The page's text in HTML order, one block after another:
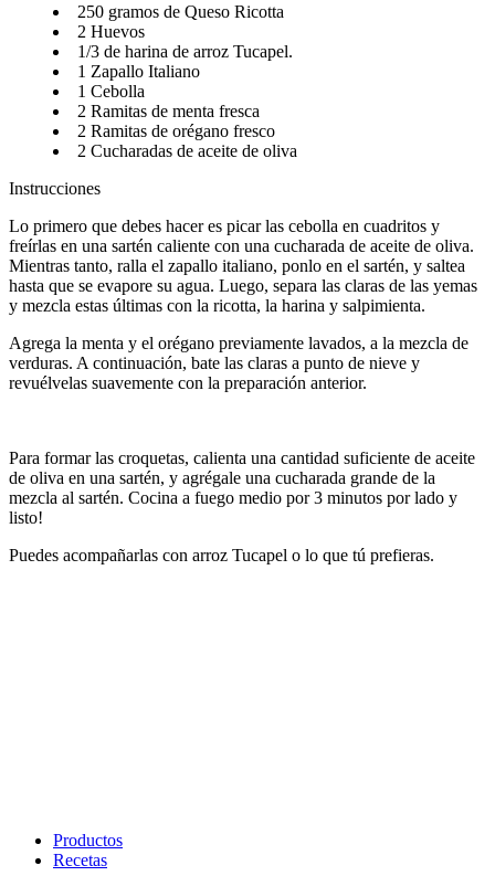
250 gramos de Queso Ricotta​​​​‌ ‍ ​‍​‍‌‍ ‌ ​‍‌‍‍‌‌‍‌ ‌‍‍‌‌‍ ‍​‍​‍​ ‍‍​‍​‍‌ ​ ‌‍​‌‌‍ ‍‌‍‍‌‌ ‌​‌ ‍‌​‍ ‍‌‍‍‌‌‍ ​‍​‍​‍ ​​‍​‍‌‍‍​‌ ​‍‌‍‌‌‌‍‌‍​‍​‍​ ‍‍​‍​‍‌‍‍​‌ ‌​‌ ‌​‌ ​​‌ ​ ​ ‍‍​‍ ​‍ ‌ ‌​‌ ‌‌‌‍​ ‌‍​‌‌ ​​‌‍‌‌‌‍ ​​‍ ‍‌ ​ ‌‍​‌‌‍ ‍‌‍‍‌‌ ‌​‌ ‍‌​‍ ‍‌ ​ ‌ ‌​‌ ‌‌‌‍‌​‌‍‍‌‌‍ ​‍ ‌‍‍‌‌‍ ‍‌ ‌​‌‍‌‌‌‍ ‍‌ ‌​​‍ ‌‍‌‌‌‍‌​‌‍‍‌‌ ‌​​‍ ‌‍ ‌‌‍ ‌‍‌​‌‍‌‌​ ‌‌ ​​‌ ​‍‌‍‌‌‌ ​ ‌‍‌‌‌‍ ‍‌ ‌​‌‍​‌‌ ‌​‌‍‍‌‌‍ ‌‍ ‍​ ‍ ‌‍‍‌‌‍‌​​ ‌‌ ​‍‌‍‌‌‌‍​ ‌‍‍‌‌ ​​‌‍‌‌​‍ ‌​ ‌ ​ ‍​​ ‌‌​ ​‍​ ‍ ‌ ‌​‌ ‍‌‌ ​​‌‍‌‌​ ‌‌ ​‍‌‍‌‌‌‍​ ‌‍‍‌‌ ​​‌‍‌‌​ ‍ ‌ ​​‌‍​‌‌ ‌​‌‍‍​​ ‌‌‍‍‌‌‍ ‍‌‍‌ ‌ ​‍‌‍‌‌‌‍‌​‌‍‍‌‌‍‌‌‌‍ ‍‌ ‌​‌ ​ ​‍‌‌​ ‌‌‌​​‍‌‌ ‌‍‍ ‌‍‌‌‌ ‍‌​‍‌‌​ ​ ‌​‌​​‍‌‌​ ​ ‌​‌​​‍‌‌​ ​‍​ ​‍‌‍‌‍‌‍​‍​ ‌‌​ ‌​‌‍​‌‌‍‌‍​ ‍​​ ​‌​ ‍​​ ‌‌​ ‌​‌‍‌​​‍‌‌​ ​‍​ ​‍​‍‌‌​ ‌‌‌​‌​​‍ ‍‌‍​ ‌‍‍​‌‍‍‌‌‍ ​‌‍‌​‌ ​‍‌‍‌‌‌‍ ‍​‍‌‌​ ‌‌‌​​‍‌‌ ‌‍‍ ‌‍‌‌‌ ‍‌​‍‌‌​ ​ ‌​‌​​‍‌‌​ ​ ‌​‌​​‍‌‌​ ​‍​ ​‍‌‍​‍​ ‍‌‌‍‌‍​ ​‍​ ​​​ ‌ ​ ‌​​ ‌‍​ ‍‌​ ​‍​ ‍​​ ‍​​‍‌‌​ ​‍​ ​‍​‍‌‌​ ‌‌‌​‌​​‍ ‍‌ ‌​‌‍‌‌‌ ‍​‌ ‌​​ ‌‍​‍‌‍​‌‌ ​ ‌‍‌‌‌‌‌‌‌ ​‍‌‍ ​​ ‌‌‍‍​‌ ‌​‌ ‌​‌ ​​‌ ​ ​‍‌‌​ ​ ‌​​‌​‍‌‌​ ​‍‌​‌‍​‍‌‌​ ​‍‌​‌‍‌ ‌​‌ ‌‌‌‍​ ‌‍​‌‌ ​​‌‍‌‌‌‍ ​​‍ ‍‌ ​ ‌‍​‌‌‍ ‍‌‍‍‌‌ ‌​‌ ‍‌​‍ ‍‌ ​ ‌ ‌​‌ ‌‌‌‍‌​‌‍‍‌‌‍ ​‍‌‍‌‍‍‌‌‍‌​​ ‌‌ ​‍‌‍‌‌‌‍​ ‌‍‍‌‌ ​​‌‍‌‌​‍ ‌​ ‌ ​ ‍​​ ‌‌​ ​‍​‍‌‍‌ ‌​‌ ‍‌‌ ​​‌‍‌‌​ ‌‌ ​‍‌‍‌‌‌‍​ ‌‍‍‌‌ ​​‌‍‌‌​‍‌‍‌ ​​‌‍​‌‌ ‌​‌‍‍​​ ‌‌‍‍‌‌‍ ‍‌‍‌ ‌ ​‍‌‍‌‌‌‍‌​‌‍‍‌‌‍‌‌‌‍ ‍‌ ‌​‌ ​ ​‍‌‌​ ‌‌‌​​‍‌‌ ‌‍‍ ‌‍‌‌‌ ‍‌​‍‌‌​ ​ ‌​‌​​‍‌‌​ ​ ‌​‌​​‍‌‌​ ​‍​ ​‍‌‍‌‍‌‍​‍​ ‌‌​ ‌​‌‍​‌‌‍‌‍​ ‍​​ ​‌​ ‍​​ ‌‌​ ‌​‌‍‌​​‍‌‌​ ​‍​ ​‍​‍‌‌​ ‌‌‌​‌​​‍ ‍‌‍​ ‌‍‍​‌‍‍‌‌‍ ​‌‍‌​‌ ​‍‌‍‌‌‌‍ ‍​‍‌‌​ ‌‌‌​​‍‌‌ ‌‍‍ ‌‍‌‌‌ ‍‌​‍‌‌​ ​ ‌​‌​​‍‌‌​ ​ ‌​‌​​‍‌‌​ ​‍​ ​‍‌‍​‍​ ‍‌‌‍‌‍​ ​‍​ ​​​ ‌ ​ ‌​​ ‌‍​ ‍‌​ ​‍​ ‍​​ ‍​​‍‌‌​ ​‍​ ​‍​‍‌‌​ ‌‌‌​‌​​‍ ‍‌ ‌​‌‍‌‌‌ ‍​‌ ‌​​‍‌‍‌ ​​‌‍‌‌‌ ​‍‌ ​ ‌ ​​‌‍‌‌‌‍​ ‌ ‌​‌‍‍‌‌ ‌‍‌‍‌‌​ ‌‌ ​​‌ ‌‌‌‍​‍‌‍ ​‌‍‍‌‌ ​ ‌‍‍​‌‍‌‌‌‍‌​​‍​‍‌ ‌
2 Huevos​​​​‌ ‍ ​‍​‍‌‍ ‌ ​‍‌‍‍‌‌‍‌ ‌‍‍‌‌‍ ‍​‍​‍​ ‍‍​‍​‍‌ ​ ‌‍​‌‌‍ ‍‌‍‍‌‌ ‌​‌ ‍‌​‍ ‍‌‍‍‌‌‍ ​‍​‍​‍ ​​‍​‍‌‍‍​‌ ​‍‌‍‌‌‌‍‌‍​‍​‍​ ‍‍​‍​‍‌‍‍​‌ ‌​‌ ‌​‌ ​​‌ ​ ​ ‍‍​‍ ​‍ ‌ ‌​‌ ‌‌‌‍​ ‌‍​‌‌ ​​‌‍‌‌‌‍ ​​‍ ‍‌ ​ ‌‍​‌‌‍ ‍‌‍‍‌‌ ‌​‌ ‍‌​‍ ‍‌ ​ ‌ ‌​‌ ‌‌‌‍‌​‌‍‍‌‌‍ ​‍ ‌‍‍‌‌‍ ‍‌ ‌​‌‍‌‌‌‍ ‍‌ ‌​​‍ ‌‍‌‌‌‍‌​‌‍‍‌‌ ‌​​‍ ‌‍ ‌‌‍ ‌‍‌​‌‍‌‌​ ‌‌ ​​‌ ​‍‌‍‌‌‌ ​ ‌‍‌‌‌‍ ‍‌ ‌​‌‍​‌‌ ‌​‌‍‍‌‌‍ ‌‍ ‍​ ‍ ‌‍‍‌‌‍‌​​ ‌‌ ​‍‌‍‌‌‌‍​ ‌‍‍‌‌ ​​‌‍‌‌​‍ ‌​ ‌ ​ ‍​​ ‌‌​ ​‍​ ‍ ‌ ‌​‌ ‍‌‌ ​​‌‍‌‌​ ‌‌ ​‍‌‍‌‌‌‍​ ‌‍‍‌‌ ​​‌‍‌‌​ ‍ ‌ ​​‌‍​‌‌ ‌​‌‍‍​​ ‌‌‍‍‌‌‍ ‍‌‍‌ ‌ ​‍‌‍‌‌‌‍‌​‌‍‍‌‌‍‌‌‌‍ ‍‌ ‌​‌ ​ ​‍‌‌​ ‌‌‌​​‍‌‌ ‌‍‍ ‌‍‌‌‌ ‍‌​‍‌‌​ ​ ‌​‌​​‍‌‌​ ​ ‌​‌​​‍‌‌​ ​‍​ ​‍‌‍​‍​ ‌ ​ ‌ ​ ‌‌​ ‍‌​ ​​​ ‌​​ ‍‌‌‍​‍‌‍‌‍​ ​‌​ ​‌​‍‌‌​ ​‍​ ​‍​‍‌‌​ ‌‌‌​‌​​‍ ‍‌‍​ ‌‍‍​‌‍‍‌‌‍ ​‌‍‌​‌ ​‍‌‍‌‌‌‍ ‍​‍‌‌​ ‌‌‌​​‍‌‌ ‌‍‍ ‌‍‌‌‌ ‍‌​‍‌‌​ ​ ‌​‌​​‍‌‌​ ​ ‌​‌​​‍‌‌​ ​‍​ ​‍​ ‍‌​ ‌‌‌‍‌​‌‍​ ​ ‌‌‌‍​‌‌‍‌‍‌‍‌​​ ​ ‌‍‌​‌‍​ ​ ‍‌​‍‌‌​ ​‍​ ​‍​‍‌‌​ ‌‌‌​‌​​‍ ‍‌ ‌​‌‍‌‌‌ ‍​‌ ‌​​ ‌‍​‍‌‍​‌‌ ​ ‌‍‌‌‌‌‌‌‌ ​‍‌‍ ​​ ‌‌‍‍​‌ ‌​‌ ‌​‌ ​​‌ ​ ​‍‌‌​ ​ ‌​​‌​‍‌‌​ ​‍‌​‌‍​‍‌‌​ ​‍‌​‌‍‌ ‌​‌ ‌‌‌‍​ ‌‍​‌‌ ​​‌‍‌‌‌‍ ​​‍ ‍‌ ​ ‌‍​‌‌‍ ‍‌‍‍‌‌ ‌​‌ ‍‌​‍ ‍‌ ​ ‌ ‌​‌ ‌‌‌‍‌​‌‍‍‌‌‍ ​‍‌‍‌‍‍‌‌‍‌​​ ‌‌ ​‍‌‍‌‌‌‍​ ‌‍‍‌‌ ​​‌‍‌‌​‍ ‌​ ‌ ​ ‍​​ ‌‌​ ​‍​‍‌‍‌ ‌​‌ ‍‌‌ ​​‌‍‌‌​ ‌‌ ​‍‌‍‌‌‌‍​ ‌‍‍‌‌ ​​‌‍‌‌​‍‌‍‌ ​​‌‍​‌‌ ‌​‌‍‍​​ ‌‌‍‍‌‌‍ ‍‌‍‌ ‌ ​‍‌‍‌‌‌‍‌​‌‍‍‌‌‍‌‌‌‍ ‍‌ ‌​‌ ​ ​‍‌‌​ ‌‌‌​​‍‌‌ ‌‍‍ ‌‍‌‌‌ ‍‌​‍‌‌​ ​ ‌​‌​​‍‌‌​ ​ ‌​‌​​‍‌‌​ ​‍​ ​‍‌‍​‍​ ‌ ​ ‌ ​ ‌‌​ ‍‌​ ​​​ ‌​​ ‍‌‌‍​‍‌‍‌‍​ ​‌​ ​‌​‍‌‌​ ​‍​ ​‍​‍‌‌​ ‌‌‌​‌​​‍ ‍‌‍​ ‌‍‍​‌‍‍‌‌‍ ​‌‍‌​‌ ​‍‌‍‌‌‌‍ ‍​‍‌‌​ ‌‌‌​​‍‌‌ ‌‍‍ ‌‍‌‌‌ ‍‌​‍‌‌​ ​ ‌​‌​​‍‌‌​ ​ ‌​‌​​‍‌‌​ ​‍​ ​‍​ ‍‌​ ‌‌‌‍‌​‌‍​ ​ ‌‌‌‍​‌‌‍‌‍‌‍‌​​ ​ ‌‍‌​‌‍​ ​ ‍‌​‍‌‌​ ​‍​ ​‍​‍‌‌​ ‌‌‌​‌​​‍ ‍‌ ‌​‌‍‌‌‌ ‍​‌ ‌​​‍‌‍‌ ​​‌‍‌‌‌ ​‍‌ ​ ‌ ​​‌‍‌‌‌‍​ ‌ ‌​‌‍‍‌‌ ‌‍‌‍‌‌​ ‌‌ ​​‌ ‌‌‌‍​‍‌‍ ​‌‍‍‌‌ ​ ‌‍‍​‌‍‌‌‌‍‌​​‍​‍‌ ‌
1/3 de harina de arroz Tucapel.​​​​‌ ‍ ​‍​‍‌‍ ‌ ​‍‌‍‍‌‌‍‌ ‌‍‍‌‌‍ ‍​‍​‍​ ‍‍​‍​‍‌ ​ ‌‍​‌‌‍ ‍‌‍‍‌‌ ‌​‌ ‍‌​‍ ‍‌‍‍‌‌‍ ​‍​‍​‍ ​​‍​‍‌‍‍​‌ ​‍‌‍‌‌‌‍‌‍​‍​‍​ ‍‍​‍​‍‌‍‍​‌ ‌​‌ ‌​‌ ​​‌ ​ ​ ‍‍​‍ ​‍ ‌ ‌​‌ ‌‌‌‍​ ‌‍​‌‌ ​​‌‍‌‌‌‍ ​​‍ ‍‌ ​ ‌‍​‌‌‍ ‍‌‍‍‌‌ ‌​‌ ‍‌​‍ ‍‌ ​ ‌ ‌​‌ ‌‌‌‍‌​‌‍‍‌‌‍ ​‍ ‌‍‍‌‌‍ ‍‌ ‌​‌‍‌‌‌‍ ‍‌ ‌​​‍ ‌‍‌‌‌‍‌​‌‍‍‌‌ ‌​​‍ ‌‍ ‌‌‍ ‌‍‌​‌‍‌‌​ ‌‌ ​​‌ ​‍‌‍‌‌‌ ​ ‌‍‌‌‌‍ ‍‌ ‌​‌‍​‌‌ ‌​‌‍‍‌‌‍ ‌‍ ‍​ ‍ ‌‍‍‌‌‍‌​​ ‌‌ ​‍‌‍‌‌‌‍​ ‌‍‍‌‌ ​​‌‍‌‌​‍ ‌​ ‌ ​ ‍​​ ‌‌​ ​‍​ ‍ ‌ ‌​‌ ‍‌‌ ​​‌‍‌‌​ ‌‌ ​‍‌‍‌‌‌‍​ ‌‍‍‌‌ ​​‌‍‌‌​ ‍ ‌ ​​‌‍​‌‌ ‌​‌‍‍​​ ‌‌‍‍‌‌‍ ‍‌‍‌ ‌ ​‍‌‍‌‌‌‍‌​‌‍‍‌‌‍‌‌‌‍ ‍‌ ‌​‌ ​ ​‍‌‌​ ‌‌‌​​‍‌‌ ‌‍‍ ‌‍‌‌‌ ‍‌​‍‌‌​ ​ ‌​‌​​‍‌‌​ ​ ‌​‌​​‍‌‌​ ​‍​ ​‍‌‍​‌​ ​‌​ ‌ ‌‍​‍‌‍​‍​ ‍‌​ ​​​ ‌ ​ ​ ​ ‌‌​ ​‌‌‍​‌​‍‌‌​ ​‍​ ​‍​‍‌‌​ ‌‌‌​‌​​‍ ‍‌‍​ ‌‍‍​‌‍‍‌‌‍ ​‌‍‌​‌ ​‍‌‍‌‌‌‍ ‍​‍‌‌​ ‌‌‌​​‍‌‌ ‌‍‍ ‌‍‌‌‌ ‍‌​‍‌‌​ ​ ‌​‌​​‍‌‌​ ​ ‌​‌​​‍‌‌​ ​‍​ ​‍​ ‌‌​ ​‍‌‍​ ​ ‍‌​ ​‌‌‍‌‍​ ‌‌​ ​​‌‍​ ​ ‌‍​ ‌​​ ​‍​‍‌‌​ ​‍​ ​‍​‍‌‌​ ‌‌‌​‌​​‍ ‍‌ ‌​‌‍‌‌‌ ‍​‌ ‌​​ ‌‍​‍‌‍​‌‌ ​ ‌‍‌‌‌‌‌‌‌ ​‍‌‍ ​​ ‌‌‍‍​‌ ‌​‌ ‌​‌ ​​‌ ​ ​‍‌‌​ ​ ‌​​‌​‍‌‌​ ​‍‌​‌‍​‍‌‌​ ​‍‌​‌‍‌ ‌​‌ ‌‌‌‍​ ‌‍​‌‌ ​​‌‍‌‌‌‍ ​​‍ ‍‌ ​ ‌‍​‌‌‍ ‍‌‍‍‌‌ ‌​‌ ‍‌​‍ ‍‌ ​ ‌ ‌​‌ ‌‌‌‍‌​‌‍‍‌‌‍ ​‍‌‍‌‍‍‌‌‍‌​​ ‌‌ ​‍‌‍‌‌‌‍​ ‌‍‍‌‌ ​​‌‍‌‌​‍ ‌​ ‌ ​ ‍​​ ‌‌​ ​‍​‍‌‍‌ ‌​‌ ‍‌‌ ​​‌‍‌‌​ ‌‌ ​‍‌‍‌‌‌‍​ ‌‍‍‌‌ ​​‌‍‌‌​‍‌‍‌ ​​‌‍​‌‌ ‌​‌‍‍​​ ‌‌‍‍‌‌‍ ‍‌‍‌ ‌ ​‍‌‍‌‌‌‍‌​‌‍‍‌‌‍‌‌‌‍ ‍‌ ‌​‌ ​ ​‍‌‌​ ‌‌‌​​‍‌‌ ‌‍‍ ‌‍‌‌‌ ‍‌​‍‌‌​ ​ ‌​‌​​‍‌‌​ ​ ‌​‌​​‍‌‌​ ​‍​ ​‍‌‍​‌​ ​‌​ ‌ ‌‍​‍‌‍​‍​ ‍‌​ ​​​ ‌ ​ ​ ​ ‌‌​ ​‌‌‍​‌​‍‌‌​ ​‍​ ​‍​‍‌‌​ ‌‌‌​‌​​‍ ‍‌‍​ ‌‍‍​‌‍‍‌‌‍ ​‌‍‌​‌ ​‍‌‍‌‌‌‍ ‍​‍‌‌​ ‌‌‌​​‍‌‌ ‌‍‍ ‌‍‌‌‌ ‍‌​‍‌‌​ ​ ‌​‌​​‍‌‌​ ​ ‌​‌​​‍‌‌​ ​‍​ ​‍​ ‌‌​ ​‍‌‍​ ​ ‍‌​ ​‌‌‍‌‍​ ‌‌​ ​​‌‍​ ​ ‌‍​ ‌​​ ​‍​‍‌‌​ ​‍​ ​‍​‍‌‌​ ‌‌‌​‌​​‍ ‍‌ ‌​‌‍‌‌‌ ‍​‌ ‌​​‍‌‍‌ ​​‌‍‌‌‌ ​‍‌ ​ ‌ ​​‌‍‌‌‌‍​ ‌ ‌​‌‍‍‌‌ ‌‍‌‍‌‌​ ‌‌ ​​‌ ‌‌‌‍​‍‌‍ ​‌‍‍‌‌ ​ ‌‍‍​‌‍‌‌‌‍‌​​‍​‍‌ ‌
1 Zapallo Italiano​​​​‌ ‍ ​‍​‍‌‍ ‌ ​‍‌‍‍‌‌‍‌ ‌‍‍‌‌‍ ‍​‍​‍​ ‍‍​‍​‍‌ ​ ‌‍​‌‌‍ ‍‌‍‍‌‌ ‌​‌ ‍‌​‍ ‍‌‍‍‌‌‍ ​‍​‍​‍ ​​‍​‍‌‍‍​‌ ​‍‌‍‌‌‌‍‌‍​‍​‍​ ‍‍​‍​‍‌‍‍​‌ ‌​‌ ‌​‌ ​​‌ ​ ​ ‍‍​‍ ​‍ ‌ ‌​‌ ‌‌‌‍​ ‌‍​‌‌ ​​‌‍‌‌‌‍ ​​‍ ‍‌ ​ ‌‍​‌‌‍ ‍‌‍‍‌‌ ‌​‌ ‍‌​‍ ‍‌ ​ ‌ ‌​‌ ‌‌‌‍‌​‌‍‍‌‌‍ ​‍ ‌‍‍‌‌‍ ‍‌ ‌​‌‍‌‌‌‍ ‍‌ ‌​​‍ ‌‍‌‌‌‍‌​‌‍‍‌‌ ‌​​‍ ‌‍ ‌‌‍ ‌‍‌​‌‍‌‌​ ‌‌ ​​‌ ​‍‌‍‌‌‌ ​ ‌‍‌‌‌‍ ‍‌ ‌​‌‍​‌‌ ‌​‌‍‍‌‌‍ ‌‍ ‍​ ‍ ‌‍‍‌‌‍‌​​ ‌‌ ​‍‌‍‌‌‌‍​ ‌‍‍‌‌ ​​‌‍‌‌​‍ ‌​ ‌ ​ ‍​​ ‌‌​ ​‍​ ‍ ‌ ‌​‌ ‍‌‌ ​​‌‍‌‌​ ‌‌ ​‍‌‍‌‌‌‍​ ‌‍‍‌‌ ​​‌‍‌‌​ ‍ ‌ ​​‌‍​‌‌ ‌​‌‍‍​​ ‌‌‍‍‌‌‍ ‍‌‍‌ ‌ ​‍‌‍‌‌‌‍‌​‌‍‍‌‌‍‌‌‌‍ ‍‌ ‌​‌ ​ ​‍‌‌​ ‌‌‌​​‍‌‌ ‌‍‍ ‌‍‌‌‌ ‍‌​‍‌‌​ ​ ‌​‌​​‍‌‌​ ​ ‌​‌​​‍‌‌​ ​‍​ ​‍‌‍‌‌​ ‍‌​ ​‍​ ‍‌​ ‍‌​ ​‍​ ‌‍‌‍‌‌‌‍‌‌​ ​‌‌‍‌‍‌‍‌​​‍‌‌​ ​‍​ ​‍​‍‌‌​ ‌‌‌​‌​​‍ ‍‌‍​ ‌‍‍​‌‍‍‌‌‍ ​‌‍‌​‌ ​‍‌‍‌‌‌‍ ‍​‍‌‌​ ‌‌‌​​‍‌‌ ‌‍‍ ‌‍‌‌‌ ‍‌​‍‌‌​ ​ ‌​‌​​‍‌‌​ ​ ‌​‌​​‍‌‌​ ​‍​ ​‍‌‍‌‍​ ​ ​ ‍‌​ ​‌‌‍​‍‌‍‌‍​ ​‍​ ‍​‌‍​ ​ ​​​ ‌​‌‍‌​​‍‌‌​ ​‍​ ​‍​‍‌‌​ ‌‌‌​‌​​‍ ‍‌ ‌​‌‍‌‌‌ ‍​‌ ‌​​ ‌‍​‍‌‍​‌‌ ​ ‌‍‌‌‌‌‌‌‌ ​‍‌‍ ​​ ‌‌‍‍​‌ ‌​‌ ‌​‌ ​​‌ ​ ​‍‌‌​ ​ ‌​​‌​‍‌‌​ ​‍‌​‌‍​‍‌‌​ ​‍‌​‌‍‌ ‌​‌ ‌‌‌‍​ ‌‍​‌‌ ​​‌‍‌‌‌‍ ​​‍ ‍‌ ​ ‌‍​‌‌‍ ‍‌‍‍‌‌ ‌​‌ ‍‌​‍ ‍‌ ​ ‌ ‌​‌ ‌‌‌‍‌​‌‍‍‌‌‍ ​‍‌‍‌‍‍‌‌‍‌​​ ‌‌ ​‍‌‍‌‌‌‍​ ‌‍‍‌‌ ​​‌‍‌‌​‍ ‌​ ‌ ​ ‍​​ ‌‌​ ​‍​‍‌‍‌ ‌​‌ ‍‌‌ ​​‌‍‌‌​ ‌‌ ​‍‌‍‌‌‌‍​ ‌‍‍‌‌ ​​‌‍‌‌​‍‌‍‌ ​​‌‍​‌‌ ‌​‌‍‍​​ ‌‌‍‍‌‌‍ ‍‌‍‌ ‌ ​‍‌‍‌‌‌‍‌​‌‍‍‌‌‍‌‌‌‍ ‍‌ ‌​‌ ​ ​‍‌‌​ ‌‌‌​​‍‌‌ ‌‍‍ ‌‍‌‌‌ ‍‌​‍‌‌​ ​ ‌​‌​​‍‌‌​ ​ ‌​‌​​‍‌‌​ ​‍​ ​‍‌‍‌‌​ ‍‌​ ​‍​ ‍‌​ ‍‌​ ​‍​ ‌‍‌‍‌‌‌‍‌‌​ ​‌‌‍‌‍‌‍‌​​‍‌‌​ ​‍​ ​‍​‍‌‌​ ‌‌‌​‌​​‍ ‍‌‍​ ‌‍‍​‌‍‍‌‌‍ ​‌‍‌​‌ ​‍‌‍‌‌‌‍ ‍​‍‌‌​ ‌‌‌​​‍‌‌ ‌‍‍ ‌‍‌‌‌ ‍‌​‍‌‌​ ​ ‌​‌​​‍‌‌​ ​ ‌​‌​​‍‌‌​ ​‍​ ​‍‌‍‌‍​ ​ ​ ‍‌​ ​‌‌‍​‍‌‍‌‍​ ​‍​ ‍​‌‍​ ​ ​​​ ‌​‌‍‌​​‍‌‌​ ​‍​ ​‍​‍‌‌​ ‌‌‌​‌​​‍ ‍‌ ‌​‌‍‌‌‌ ‍​‌ ‌​​‍‌‍‌ ​​‌‍‌‌‌ ​‍‌ ​ ‌ ​​‌‍‌‌‌‍​ ‌ ‌​‌‍‍‌‌ ‌‍‌‍‌‌​ ‌‌ ​​‌ ‌‌‌‍​‍‌‍ ​‌‍‍‌‌ ​ ‌‍‍​‌‍‌‌‌‍‌​​‍​‍‌ ‌
1 Cebolla​​​​‌ ‍ ​‍​‍‌‍ ‌ ​‍‌‍‍‌‌‍‌ ‌‍‍‌‌‍ ‍​‍​‍​ ‍‍​‍​‍‌ ​ ‌‍​‌‌‍ ‍‌‍‍‌‌ ‌​‌ ‍‌​‍ ‍‌‍‍‌‌‍ ​‍​‍​‍ ​​‍​‍‌‍‍​‌ ​‍‌‍‌‌‌‍‌‍​‍​‍​ ‍‍​‍​‍‌‍‍​‌ ‌​‌ ‌​‌ ​​‌ ​ ​ ‍‍​‍ ​‍ ‌ ‌​‌ ‌‌‌‍​ ‌‍​‌‌ ​​‌‍‌‌‌‍ ​​‍ ‍‌ ​ ‌‍​‌‌‍ ‍‌‍‍‌‌ ‌​‌ ‍‌​‍ ‍‌ ​ ‌ ‌​‌ ‌‌‌‍‌​‌‍‍‌‌‍ ​‍ ‌‍‍‌‌‍ ‍‌ ‌​‌‍‌‌‌‍ ‍‌ ‌​​‍ ‌‍‌‌‌‍‌​‌‍‍‌‌ ‌​​‍ ‌‍ ‌‌‍ ‌‍‌​‌‍‌‌​ ‌‌ ​​‌ ​‍‌‍‌‌‌ ​ ‌‍‌‌‌‍ ‍‌ ‌​‌‍​‌‌ ‌​‌‍‍‌‌‍ ‌‍ ‍​ ‍ ‌‍‍‌‌‍‌​​ ‌‌ ​‍‌‍‌‌‌‍​ ‌‍‍‌‌ ​​‌‍‌‌​‍ ‌​ ‌ ​ ‍​​ ‌‌​ ​‍​ ‍ ‌ ‌​‌ ‍‌‌ ​​‌‍‌‌​ ‌‌ ​‍‌‍‌‌‌‍​ ‌‍‍‌‌ ​​‌‍‌‌​ ‍ ‌ ​​‌‍​‌‌ ‌​‌‍‍​​ ‌‌‍‍‌‌‍ ‍‌‍‌ ‌ ​‍‌‍‌‌‌‍‌​‌‍‍‌‌‍‌‌‌‍ ‍‌ ‌​‌ ​ ​‍‌‌​ ‌‌‌​​‍‌‌ ‌‍‍ ‌‍‌‌‌ ‍‌​‍‌‌​ ​ ‌​‌​​‍‌‌​ ​ ‌​‌​​‍‌‌​ ​‍​ ​‍​ ​‍‌‍‌‍​ ​‍​ ​‌​ ​​‌‍‌‌‌‍‌‍‌‍​‌‌‍​‍​ ‌​‌‍‌‌​ ​‌​‍‌‌​ ​‍​ ​‍​‍‌‌​ ‌‌‌​‌​​‍ ‍‌‍​ ‌‍‍​‌‍‍‌‌‍ ​‌‍‌​‌ ​‍‌‍‌‌‌‍ ‍​‍‌‌​ ‌‌‌​​‍‌‌ ‌‍‍ ‌‍‌‌‌ ‍‌​‍‌‌​ ​ ‌​‌​​‍‌‌​ ​ ‌​‌​​‍‌‌​ ​‍​ ​‍​ ​‌‌‍​‍​ ‌​‌‍​ ​ ‍​​ ​‍‌‍​ ​ ‌‌​ ‌​‌‍​‌​ ‌‌‌‍​‍​‍‌‌​ ​‍​ ​‍​‍‌‌​ ‌‌‌​‌​​‍ ‍‌ ‌​‌‍‌‌‌ ‍​‌ ‌​​ ‌‍​‍‌‍​‌‌ ​ ‌‍‌‌‌‌‌‌‌ ​‍‌‍ ​​ ‌‌‍‍​‌ ‌​‌ ‌​‌ ​​‌ ​ ​‍‌‌​ ​ ‌​​‌​‍‌‌​ ​‍‌​‌‍​‍‌‌​ ​‍‌​‌‍‌ ‌​‌ ‌‌‌‍​ ‌‍​‌‌ ​​‌‍‌‌‌‍ ​​‍ ‍‌ ​ ‌‍​‌‌‍ ‍‌‍‍‌‌ ‌​‌ ‍‌​‍ ‍‌ ​ ‌ ‌​‌ ‌‌‌‍‌​‌‍‍‌‌‍ ​‍‌‍‌‍‍‌‌‍‌​​ ‌‌ ​‍‌‍‌‌‌‍​ ‌‍‍‌‌ ​​‌‍‌‌​‍ ‌​ ‌ ​ ‍​​ ‌‌​ ​‍​‍‌‍‌ ‌​‌ ‍‌‌ ​​‌‍‌‌​ ‌‌ ​‍‌‍‌‌‌‍​ ‌‍‍‌‌ ​​‌‍‌‌​‍‌‍‌ ​​‌‍​‌‌ ‌​‌‍‍​​ ‌‌‍‍‌‌‍ ‍‌‍‌ ‌ ​‍‌‍‌‌‌‍‌​‌‍‍‌‌‍‌‌‌‍ ‍‌ ‌​‌ ​ ​‍‌‌​ ‌‌‌​​‍‌‌ ‌‍‍ ‌‍‌‌‌ ‍‌​‍‌‌​ ​ ‌​‌​​‍‌‌​ ​ ‌​‌​​‍‌‌​ ​‍​ ​‍​ ​‍‌‍‌‍​ ​‍​ ​‌​ ​​‌‍‌‌‌‍‌‍‌‍​‌‌‍​‍​ ‌​‌‍‌‌​ ​‌​‍‌‌​ ​‍​ ​‍​‍‌‌​ ‌‌‌​‌​​‍ ‍‌‍​ ‌‍‍​‌‍‍‌‌‍ ​‌‍‌​‌ ​‍‌‍‌‌‌‍ ‍​‍‌‌​ ‌‌‌​​‍‌‌ ‌‍‍ ‌‍‌‌‌ ‍‌​‍‌‌​ ​ ‌​‌​​‍‌‌​ ​ ‌​‌​​‍‌‌​ ​‍​ ​‍​ ​‌‌‍​‍​ ‌​‌‍​ ​ ‍​​ ​‍‌‍​ ​ ‌‌​ ‌​‌‍​‌​ ‌‌‌‍​‍​‍‌‌​ ​‍​ ​‍​‍‌‌​ ‌‌‌​‌​​‍ ‍‌ ‌​‌‍‌‌‌ ‍​‌ ‌​​‍‌‍‌ ​​‌‍‌‌‌ ​‍‌ ​ ‌ ​​‌‍‌‌‌‍​ ‌ ‌​‌‍‍‌‌ ‌‍‌‍‌‌​ ‌‌ ​​‌ ‌‌‌‍​‍‌‍ ​‌‍‍‌‌ ​ ‌‍‍​‌‍‌‌‌‍‌​​‍​‍‌ ‌
2 Ramitas de menta fresca​​​​‌ ‍ ​‍​‍‌‍ ‌ ​‍‌‍‍‌‌‍‌ ‌‍‍‌‌‍ ‍​‍​‍​ ‍‍​‍​‍‌ ​ ‌‍​‌‌‍ ‍‌‍‍‌‌ ‌​‌ ‍‌​‍ ‍‌‍‍‌‌‍ ​‍​‍​‍ ​​‍​‍‌‍‍​‌ ​‍‌‍‌‌‌‍‌‍​‍​‍​ ‍‍​‍​‍‌‍‍​‌ ‌​‌ ‌​‌ ​​‌ ​ ​ ‍‍​‍ ​‍ ‌ ‌​‌ ‌‌‌‍​ ‌‍​‌‌ ​​‌‍‌‌‌‍ ​​‍ ‍‌ ​ ‌‍​‌‌‍ ‍‌‍‍‌‌ ‌​‌ ‍‌​‍ ‍‌ ​ ‌ ‌​‌ ‌‌‌‍‌​‌‍‍‌‌‍ ​‍ ‌‍‍‌‌‍ ‍‌ ‌​‌‍‌‌‌‍ ‍‌ ‌​​‍ ‌‍‌‌‌‍‌​‌‍‍‌‌ ‌​​‍ ‌‍ ‌‌‍ ‌‍‌​‌‍‌‌​ ‌‌ ​​‌ ​‍‌‍‌‌‌ ​ ‌‍‌‌‌‍ ‍‌ ‌​‌‍​‌‌ ‌​‌‍‍‌‌‍ ‌‍ ‍​ ‍ ‌‍‍‌‌‍‌​​ ‌‌ ​‍‌‍‌‌‌‍​ ‌‍‍‌‌ ​​‌‍‌‌​‍ ‌​ ‌ ​ ‍​​ ‌‌​ ​‍​ ‍ ‌ ‌​‌ ‍‌‌ ​​‌‍‌‌​ ‌‌ ​‍‌‍‌‌‌‍​ ‌‍‍‌‌ ​​‌‍‌‌​ ‍ ‌ ​​‌‍​‌‌ ‌​‌‍‍​​ ‌‌‍‍‌‌‍ ‍‌‍‌ ‌ ​‍‌‍‌‌‌‍‌​‌‍‍‌‌‍‌‌‌‍ ‍‌ ‌​‌ ​ ​‍‌‌​ ‌‌‌​​‍‌‌ ‌‍‍ ‌‍‌‌‌ ‍‌​‍‌‌​ ​ ‌​‌​​‍‌‌​ ​ ‌​‌​​‍‌‌​ ​‍​ ​‍‌‍‌‍​ ​ ​ ‌‌‌‍‌‌​ ‌ ‌‍​‍​ ‍‌​ ‌‌​ ​​​ ​ ​ ​​‌‍​‌​‍‌‌​ ​‍​ ​‍​‍‌‌​ ‌‌‌​‌​​‍ ‍‌‍​ ‌‍‍​‌‍‍‌‌‍ ​‌‍‌​‌ ​‍‌‍‌‌‌‍ ‍​‍‌‌​ ‌‌‌​​‍‌‌ ‌‍‍ ‌‍‌‌‌ ‍‌​‍‌‌​ ​ ‌​‌​​‍‌‌​ ​ ‌​‌​​‍‌‌​ ​‍​ ​‍‌‍‌‍‌‍‌‌‌‍‌‌​ ‍‌​ ‌​​ ​​​ ‌​​ ‌ ‌‍‌​​ ​‌​ ‍‌‌‍​‌​‍‌‌​ ​‍​ ​‍​‍‌‌​ ‌‌‌​‌​​‍ ‍‌ ‌​‌‍‌‌‌ ‍​‌ ‌​​ ‌‍​‍‌‍​‌‌ ​ ‌‍‌‌‌‌‌‌‌ ​‍‌‍ ​​ ‌‌‍‍​‌ ‌​‌ ‌​‌ ​​‌ ​ ​‍‌‌​ ​ ‌​​‌​‍‌‌​ ​‍‌​‌‍​‍‌‌​ ​‍‌​‌‍‌ ‌​‌ ‌‌‌‍​ ‌‍​‌‌ ​​‌‍‌‌‌‍ ​​‍ ‍‌ ​ ‌‍​‌‌‍ ‍‌‍‍‌‌ ‌​‌ ‍‌​‍ ‍‌ ​ ‌ ‌​‌ ‌‌‌‍‌​‌‍‍‌‌‍ ​‍‌‍‌‍‍‌‌‍‌​​ ‌‌ ​‍‌‍‌‌‌‍​ ‌‍‍‌‌ ​​‌‍‌‌​‍ ‌​ ‌ ​ ‍​​ ‌‌​ ​‍​‍‌‍‌ ‌​‌ ‍‌‌ ​​‌‍‌‌​ ‌‌ ​‍‌‍‌‌‌‍​ ‌‍‍‌‌ ​​‌‍‌‌​‍‌‍‌ ​​‌‍​‌‌ ‌​‌‍‍​​ ‌‌‍‍‌‌‍ ‍‌‍‌ ‌ ​‍‌‍‌‌‌‍‌​‌‍‍‌‌‍‌‌‌‍ ‍‌ ‌​‌ ​ ​‍‌‌​ ‌‌‌​​‍‌‌ ‌‍‍ ‌‍‌‌‌ ‍‌​‍‌‌​ ​ ‌​‌​​‍‌‌​ ​ ‌​‌​​‍‌‌​ ​‍​ ​‍‌‍‌‍​ ​ ​ ‌‌‌‍‌‌​ ‌ ‌‍​‍​ ‍‌​ ‌‌​ ​​​ ​ ​ ​​‌‍​‌​‍‌‌​ ​‍​ ​‍​‍‌‌​ ‌‌‌​‌​​‍ ‍‌‍​ ‌‍‍​‌‍‍‌‌‍ ​‌‍‌​‌ ​‍‌‍‌‌‌‍ ‍​‍‌‌​ ‌‌‌​​‍‌‌ ‌‍‍ ‌‍‌‌‌ ‍‌​‍‌‌​ ​ ‌​‌​​‍‌‌​ ​ ‌​‌​​‍‌‌​ ​‍​ ​‍‌‍‌‍‌‍‌‌‌‍‌‌​ ‍‌​ ‌​​ ​​​ ‌​​ ‌ ‌‍‌​​ ​‌​ ‍‌‌‍​‌​‍‌‌​ ​‍​ ​‍​‍‌‌​ ‌‌‌​‌​​‍ ‍‌ ‌​‌‍‌‌‌ ‍​‌ ‌​​‍‌‍‌ ​​‌‍‌‌‌ ​‍‌ ​ ‌ ​​‌‍‌‌‌‍​ ‌ ‌​‌‍‍‌‌ ‌‍‌‍‌‌​ ‌‌ ​​‌ ‌‌‌‍​‍‌‍ ​‌‍‍‌‌ ​ ‌‍‍​‌‍‌‌‌‍‌​​‍​‍‌ ‌
2 Ramitas de orégano fresco​​​​‌ ‍ ​‍​‍‌‍ ‌ ​‍‌‍‍‌‌‍‌ ‌‍‍‌‌‍ ‍​‍​‍​ ‍‍​‍​‍‌ ​ ‌‍​‌‌‍ ‍‌‍‍‌‌ ‌​‌ ‍‌​‍ ‍‌‍‍‌‌‍ ​‍​‍​‍ ​​‍​‍‌‍‍​‌ ​‍‌‍‌‌‌‍‌‍​‍​‍​ ‍‍​‍​‍‌‍‍​‌ ‌​‌ ‌​‌ ​​‌ ​ ​ ‍‍​‍ ​‍ ‌ ‌​‌ ‌‌‌‍​ ‌‍​‌‌ ​​‌‍‌‌‌‍ ​​‍ ‍‌ ​ ‌‍​‌‌‍ ‍‌‍‍‌‌ ‌​‌ ‍‌​‍ ‍‌ ​ ‌ ‌​‌ ‌‌‌‍‌​‌‍‍‌‌‍ ​‍ ‌‍‍‌‌‍ ‍‌ ‌​‌‍‌‌‌‍ ‍‌ ‌​​‍ ‌‍‌‌‌‍‌​‌‍‍‌‌ ‌​​‍ ‌‍ ‌‌‍ ‌‍‌​‌‍‌‌​ ‌‌ ​​‌ ​‍‌‍‌‌‌ ​ ‌‍‌‌‌‍ ‍‌ ‌​‌‍​‌‌ ‌​‌‍‍‌‌‍ ‌‍ ‍​ ‍ ‌‍‍‌‌‍‌​​ ‌‌ ​‍‌‍‌‌‌‍​ ‌‍‍‌‌ ​​‌‍‌‌​‍ ‌​ ‌ ​ ‍​​ ‌‌​ ​‍​ ‍ ‌ ‌​‌ ‍‌‌ ​​‌‍‌‌​ ‌‌ ​‍‌‍‌‌‌‍​ ‌‍‍‌‌ ​​‌‍‌‌​ ‍ ‌ ​​‌‍​‌‌ ‌​‌‍‍​​ ‌‌‍‍‌‌‍ ‍‌‍‌ ‌ ​‍‌‍‌‌‌‍‌​‌‍‍‌‌‍‌‌‌‍ ‍‌ ‌​‌ ​ ​‍‌‌​ ‌‌‌​​‍‌‌ ‌‍‍ ‌‍‌‌‌ ‍‌​‍‌‌​ ​ ‌​‌​​‍‌‌​ ​ ‌​‌​​‍‌‌​ ​‍​ ​‍​ ‌‌‌‍​‌‌‍​‍‌‍​‍​ ‍‌​ ‍​‌‍‌‍‌‍‌‌​ ‌ ​ ​ ‌‍​‍‌‍​‍​‍‌‌​ ​‍​ ​‍​‍‌‌​ ‌‌‌​‌​​‍ ‍‌‍​ ‌‍‍​‌‍‍‌‌‍ ​‌‍‌​‌ ​‍‌‍‌‌‌‍ ‍​‍‌‌​ ‌‌‌​​‍‌‌ ‌‍‍ ‌‍‌‌‌ ‍‌​‍‌‌​ ​ ‌​‌​​‍‌‌​ ​ ‌​‌​​‍‌‌​ ​‍​ ​‍​ ​‍​ ​ ​ ​‍​ ​ ‌‍‌​‌‍​‌​ ‌‍​ ​ ​ ​‌​ ​​​ ‌​​ ​‍​‍‌‌​ ​‍​ ​‍​‍‌‌​ ‌‌‌​‌​​‍ ‍‌ ‌​‌‍‌‌‌ ‍​‌ ‌​​ ‌‍​‍‌‍​‌‌ ​ ‌‍‌‌‌‌‌‌‌ ​‍‌‍ ​​ ‌‌‍‍​‌ ‌​‌ ‌​‌ ​​‌ ​ ​‍‌‌​ ​ ‌​​‌​‍‌‌​ ​‍‌​‌‍​‍‌‌​ ​‍‌​‌‍‌ ‌​‌ ‌‌‌‍​ ‌‍​‌‌ ​​‌‍‌‌‌‍ ​​‍ ‍‌ ​ ‌‍​‌‌‍ ‍‌‍‍‌‌ ‌​‌ ‍‌​‍ ‍‌ ​ ‌ ‌​‌ ‌‌‌‍‌​‌‍‍‌‌‍ ​‍‌‍‌‍‍‌‌‍‌​​ ‌‌ ​‍‌‍‌‌‌‍​ ‌‍‍‌‌ ​​‌‍‌‌​‍ ‌​ ‌ ​ ‍​​ ‌‌​ ​‍​‍‌‍‌ ‌​‌ ‍‌‌ ​​‌‍‌‌​ ‌‌ ​‍‌‍‌‌‌‍​ ‌‍‍‌‌ ​​‌‍‌‌​‍‌‍‌ ​​‌‍​‌‌ ‌​‌‍‍​​ ‌‌‍‍‌‌‍ ‍‌‍‌ ‌ ​‍‌‍‌‌‌‍‌​‌‍‍‌‌‍‌‌‌‍ ‍‌ ‌​‌ ​ ​‍‌‌​ ‌‌‌​​‍‌‌ ‌‍‍ ‌‍‌‌‌ ‍‌​‍‌‌​ ​ ‌​‌​​‍‌‌​ ​ ‌​‌​​‍‌‌​ ​‍​ ​‍​ ‌‌‌‍​‌‌‍​‍‌‍​‍​ ‍‌​ ‍​‌‍‌‍‌‍‌‌​ ‌ ​ ​ ‌‍​‍‌‍​‍​‍‌‌​ ​‍​ ​‍​‍‌‌​ ‌‌‌​‌​​‍ ‍‌‍​ ‌‍‍​‌‍‍‌‌‍ ​‌‍‌​‌ ​‍‌‍‌‌‌‍ ‍​‍‌‌​ ‌‌‌​​‍‌‌ ‌‍‍ ‌‍‌‌‌ ‍‌​‍‌‌​ ​ ‌​‌​​‍‌‌​ ​ ‌​‌​​‍‌‌​ ​‍​ ​‍​ ​‍​ ​ ​ ​‍​ ​ ‌‍‌​‌‍​‌​ ‌‍​ ​ ​ ​‌​ ​​​ ‌​​ ​‍​‍‌‌​ ​‍​ ​‍​‍‌‌​ ‌‌‌​‌​​‍ ‍‌ ‌​‌‍‌‌‌ ‍​‌ ‌​​‍‌‍‌ ​​‌‍‌‌‌ ​‍‌ ​ ‌ ​​‌‍‌‌‌‍​ ‌ ‌​‌‍‍‌‌ ‌‍‌‍‌‌​ ‌‌ ​​‌ ‌‌‌‍​‍‌‍ ​‌‍‍‌‌ ​ ‌‍‍​‌‍‌‌‌‍‌​​‍​‍‌ ‌
2 Cucharadas de aceite de oliva​​​​‌ ‍ ​‍​‍‌‍ ‌ ​‍‌‍‍‌‌‍‌ ‌‍‍‌‌‍ ‍​‍​‍​ ‍‍​‍​‍‌ ​ ‌‍​‌‌‍ ‍‌‍‍‌‌ ‌​‌ ‍‌​‍ ‍‌‍‍‌‌‍ ​‍​‍​‍ ​​‍​‍‌‍‍​‌ ​‍‌‍‌‌‌‍‌‍​‍​‍​ ‍‍​‍​‍‌‍‍​‌ ‌​‌ ‌​‌ ​​‌ ​ ​ ‍‍​‍ ​‍ ‌ ‌​‌ ‌‌‌‍​ ‌‍​‌‌ ​​‌‍‌‌‌‍ ​​‍ ‍‌ ​ ‌‍​‌‌‍ ‍‌‍‍‌‌ ‌​‌ ‍‌​‍ ‍‌ ​ ‌ ‌​‌ ‌‌‌‍‌​‌‍‍‌‌‍ ​‍ ‌‍‍‌‌‍ ‍‌ ‌​‌‍‌‌‌‍ ‍‌ ‌​​‍ ‌‍‌‌‌‍‌​‌‍‍‌‌ ‌​​‍ ‌‍ ‌‌‍ ‌‍‌​‌‍‌‌​ ‌‌ ​​‌ ​‍‌‍‌‌‌ ​ ‌‍‌‌‌‍ ‍‌ ‌​‌‍​‌‌ ‌​‌‍‍‌‌‍ ‌‍ ‍​ ‍ ‌‍‍‌‌‍‌​​ ‌‌ ​‍‌‍‌‌‌‍​ ‌‍‍‌‌ ​​‌‍‌‌​‍ ‌​ ‌ ​ ‍​​ ‌‌​ ​‍​ ‍ ‌ ‌​‌ ‍‌‌ ​​‌‍‌‌​ ‌‌ ​‍‌‍‌‌‌‍​ ‌‍‍‌‌ ​​‌‍‌‌​ ‍ ‌ ​​‌‍​‌‌ ‌​‌‍‍​​ ‌‌‍‍‌‌‍ ‍‌‍‌ ‌ ​‍‌‍‌‌‌‍‌​‌‍‍‌‌‍‌‌‌‍ ‍‌ ‌​‌ ​ ​‍‌‌​ ‌‌‌​​‍‌‌ ‌‍‍ ‌‍‌‌‌ ‍‌​‍‌‌​ ​ ‌​‌​​‍‌‌​ ​ ‌​‌​​‍‌‌​ ​‍​ ​‍​ ​​‌‍‌‌​ ‌‍‌‍​‌​ ‍‌‌‍‌‌‌‍‌‌​ ​‍​ ‌​​ ​‌‌‍​ ​ ‌ ​‍‌‌​ ​‍​ ​‍​‍‌‌​ ‌‌‌​‌​​‍ ‍‌‍​ ‌‍‍​‌‍‍‌‌‍ ​‌‍‌​‌ ​‍‌‍‌‌‌‍ ‍​‍‌‌​ ‌‌‌​​‍‌‌ ‌‍‍ ‌‍‌‌‌ ‍‌​‍‌‌​ ​ ‌​‌​​‍‌‌​ ​ ‌​‌​​‍‌‌​ ​‍​ ​‍‌‍​ ​ ‍​‌‍​ ​ ‌‍​ ‌‌‌‍​ ‌‍​‌‌‍​‍​ ‌ ‌‍‌​​ ‌‌​ ‍‌​‍‌‌​ ​‍​ ​‍​‍‌‌​ ‌‌‌​‌​​‍ ‍‌ ‌​‌‍‌‌‌ ‍​‌ ‌​​ ‌‍​‍‌‍​‌‌ ​ ‌‍‌‌‌‌‌‌‌ ​‍‌‍ ​​ ‌‌‍‍​‌ ‌​‌ ‌​‌ ​​‌ ​ ​‍‌‌​ ​ ‌​​‌​‍‌‌​ ​‍‌​‌‍​‍‌‌​ ​‍‌​‌‍‌ ‌​‌ ‌‌‌‍​ ‌‍​‌‌ ​​‌‍‌‌‌‍ ​​‍ ‍‌ ​ ‌‍​‌‌‍ ‍‌‍‍‌‌ ‌​‌ ‍‌​‍ ‍‌ ​ ‌ ‌​‌ ‌‌‌‍‌​‌‍‍‌‌‍ ​‍‌‍‌‍‍‌‌‍‌​​ ‌‌ ​‍‌‍‌‌‌‍​ ‌‍‍‌‌ ​​‌‍‌‌​‍ ‌​ ‌ ​ ‍​​ ‌‌​ ​‍​‍‌‍‌ ‌​‌ ‍‌‌ ​​‌‍‌‌​ ‌‌ ​‍‌‍‌‌‌‍​ ‌‍‍‌‌ ​​‌‍‌‌​‍‌‍‌ ​​‌‍​‌‌ ‌​‌‍‍​​ ‌‌‍‍‌‌‍ ‍‌‍‌ ‌ ​‍‌‍‌‌‌‍‌​‌‍‍‌‌‍‌‌‌‍ ‍‌ ‌​‌ ​ ​‍‌‌​ ‌‌‌​​‍‌‌ ‌‍‍ ‌‍‌‌‌ ‍‌​‍‌‌​ ​ ‌​‌​​‍‌‌​ ​ ‌​‌​​‍‌‌​ ​‍​ ​‍​ ​​‌‍‌‌​ ‌‍‌‍​‌​ ‍‌‌‍‌‌‌‍‌‌​ ​‍​ ‌​​ ​‌‌‍​ ​ ‌ ​‍‌‌​ ​‍​ ​‍​‍‌‌​ ‌‌‌​‌​​‍ ‍‌‍​ ‌‍‍​‌‍‍‌‌‍ ​‌‍‌​‌ ​‍‌‍‌‌‌‍ ‍​‍‌‌​ ‌‌‌​​‍‌‌ ‌‍‍ ‌‍‌‌‌ ‍‌​‍‌‌​ ​ ‌​‌​​‍‌‌​ ​ ‌​‌​​‍‌‌​ ​‍​ ​‍‌‍​ ​ ‍​‌‍​ ​ ‌‍​ ‌‌‌‍​ ‌‍​‌‌‍​‍​ ‌ ‌‍‌​​ ‌‌​ ‍‌​‍‌‌​ ​‍​ ​‍​‍‌‌​ ‌‌‌​‌​​‍ ‍‌ ‌​‌‍‌‌‌ ‍​‌ ‌​​‍‌‍‌ ​​‌‍‌‌‌ ​‍‌ ​ ‌ ​​‌‍‌‌‌‍​ ‌ ‌​‌‍‍‌‌ ‌‍‌‍‌‌​ ‌‌ ​​‌ ‌‌‌‍​‍‌‍ ​‌‍‍‌‌ ​ ‌‍‍​‌‍‌‌‌‍‌​​‍​‍‌ ‌
Instrucciones
Lo primero que debes hacer es picar las cebolla en cuadritos y
freírlas en una sartén caliente con una cucharada de aceite de oliva.
Mientras tanto, ralla el zapallo italiano, ponlo en el sartén, y saltea
hasta que se evapore su agua. Luego, separa las claras de las yemas
y mezcla estas últimas con la ricotta, la harina y salpimienta.​​​​‌ ‍ ​‍​‍‌‍ ‌ ​‍‌‍‍‌‌‍‌ ‌‍‍‌‌‍ ‍​‍​‍​ ‍‍​‍​‍‌ ​ ‌‍​‌‌‍ ‍‌‍‍‌‌ ‌​‌ ‍‌​‍ ‍‌‍‍‌‌‍ ​‍​‍​‍ ​​‍​‍‌‍‍​‌ ​‍‌‍‌‌‌‍‌‍​‍​‍​ ‍‍​‍​‍‌‍‍​‌ ‌​‌ ‌​‌ ​​‌ ​ ​ ‍‍​‍ ​‍ ‌ ‌​‌ ‌‌‌‍​ ‌‍​‌‌ ​​‌‍‌‌‌‍ ​​‍ ‍‌ ​ ‌‍​‌‌‍ ‍‌‍‍‌‌ ‌​‌ ‍‌​‍ ‍‌ ​ ‌ ‌​‌ ‌‌‌‍‌​‌‍‍‌‌‍ ​‍ ‌‍‍‌‌‍ ‍‌ ‌​‌‍‌‌‌‍ ‍‌ ‌​​‍ ‌‍‌‌‌‍‌​‌‍‍‌‌ ‌​​‍ ‌‍ ‌‌‍ ‌‍‌​‌‍‌‌​ ‌‌ ​​‌ ​‍‌‍‌‌‌ ​ ‌‍‌‌‌‍ ‍‌ ‌​‌‍​‌‌ ‌​‌‍‍‌‌‍ ‌‍ ‍​ ‍ ‌‍‍‌‌‍‌​​ ‌‌ ​‍‌‍‌‌‌‍​ ‌‍‍‌‌ ​​‌‍‌‌​‍ ‌​ ‌ ​ ‍​​ ‌‌​ ​‍​ ‍ ‌ ‌​‌ ‍‌‌ ​​‌‍‌‌​ ‌‌ ​‍‌‍‌‌‌‍​ ‌‍‍‌‌ ​​‌‍‌‌​ ‍ ‌ ​​‌‍​‌‌ ‌​‌‍‍​​ ‌‌‍‍‌‌‍ ‍‌ ​ ‌ ‌​‌ ​‍‌ ‌‌‌‍​ ‌ ‌​‌‍‍‌‌‍ ‌‍ ‍‌ ​ ​‍‌‌​ ‌‌‌​​‍‌‌ ‌‍‍ ‌‍‌‌‌ ‍‌​‍‌‌​ ​ ‌​‌​​‍‌‌​ ​ ‌​‌​​‍‌‌​ ​‍​ ​‍​ ​ ‌‍‌​​ ‍‌​ ​‌​ ‌‌​ ​‍​ ‍‌‌‍‌‍​ ‌‍​ ‌‍​ ​‌‌‍​‍​‍‌‌​ ​‍​ ​‍​‍‌‌​ ‌‌‌​‌​​‍ ‍‌‍​ ‌‍‍​‌‍‍‌‌‍ ​‌‍‌​‌ ​‍‌‍‌‌‌‍ ‍​‍‌‌​ ‌‌‌​​‍‌‌ ‌‍‍ ‌‍‌‌‌ ‍‌​‍‌‌​ ​ ‌​‌​​‍‌‌​ ​ ‌​‌​​‍‌‌​ ​‍​ ​‍​ ​‌​ ‍​​ ‌‍‌‍‌​‌‍​‍​ ‌ ‌‍​‍‌‍‌​​ ‍‌​ ‌ ​ ‍​‌‍​‌​‍‌‌​ ​‍​ ​‍​‍‌‌​ ‌‌‌​‌​​‍ ‍‌ ‌​‌‍‌‌‌ ‍​‌ ‌​​ ‌‍​‍‌‍​‌‌ ​ ‌‍‌‌‌‌‌‌‌ ​‍‌‍ ​​ ‌‌‍‍​‌ ‌​‌ ‌​‌ ​​‌ ​ ​‍‌‌​ ​ ‌​​‌​‍‌‌​ ​‍‌​‌‍​‍‌‌​ ​‍‌​‌‍‌ ‌​‌ ‌‌‌‍​ ‌‍​‌‌ ​​‌‍‌‌‌‍ ​​‍ ‍‌ ​ ‌‍​‌‌‍ ‍‌‍‍‌‌ ‌​‌ ‍‌​‍ ‍‌ ​ ‌ ‌​‌ ‌‌‌‍‌​‌‍‍‌‌‍ ​‍‌‍‌‍‍‌‌‍‌​​ ‌‌ ​‍‌‍‌‌‌‍​ ‌‍‍‌‌ ​​‌‍‌‌​‍ ‌​ ‌ ​ ‍​​ ‌‌​ ​‍​‍‌‍‌ ‌​‌ ‍‌‌ ​​‌‍‌‌​ ‌‌ ​‍‌‍‌‌‌‍​ ‌‍‍‌‌ ​​‌‍‌‌​‍‌‍‌ ​​‌‍​‌‌ ‌​‌‍‍​​ ‌‌‍‍‌‌‍ ‍‌ ​ ‌ ‌​‌ ​‍‌ ‌‌‌‍​ ‌ ‌​‌‍‍‌‌‍ ‌‍ ‍‌ ​ ​‍‌‌​ ‌‌‌​​‍‌‌ ‌‍‍ ‌‍‌‌‌ ‍‌​‍‌‌​ ​ ‌​‌​​‍‌‌​ ​ ‌​‌​​‍‌‌​ ​‍​ ​‍​ ​ ‌‍‌​​ ‍‌​ ​‌​ ‌‌​ ​‍​ ‍‌‌‍‌‍​ ‌‍​ ‌‍​ ​‌‌‍​‍​‍‌‌​ ​‍​ ​‍​‍‌‌​ ‌‌‌​‌​​‍ ‍‌‍​ ‌‍‍​‌‍‍‌‌‍ ​‌‍‌​‌ ​‍‌‍‌‌‌‍ ‍​‍‌‌​ ‌‌‌​​‍‌‌ ‌‍‍ ‌‍‌‌‌ ‍‌​‍‌‌​ ​ ‌​‌​​‍‌‌​ ​ ‌​‌​​‍‌‌​ ​‍​ ​‍​ ​‌​ ‍​​ ‌‍‌‍‌​‌‍​‍​ ‌ ‌‍​‍‌‍‌​​ ‍‌​ ‌ ​ ‍​‌‍​‌​‍‌‌​ ​‍​ ​‍​‍‌‌​ ‌‌‌​‌​​‍ ‍‌ ‌​‌‍‌‌‌ ‍​‌ ‌​​‍‌‍‌ ​​‌‍‌‌‌ ​‍‌ ​ ‌ ​​‌‍‌‌‌‍​ ‌ ‌​‌‍‍‌‌ ‌‍‌‍‌‌​ ‌‌ ​​‌ ‌‌‌‍​‍‌‍ ​‌‍‍‌‌ ​ ‌‍‍​‌‍‌‌‌‍‌​​‍​‍‌ ‌
Agrega la menta y el orégano previamente lavados, a la mezcla de
verduras. A continuación, bate las claras a punto de nieve y
revuélvelas suavemente con la preparación anterior.​​​​‌ ‍ ​‍​‍‌‍ ‌ ​‍‌‍‍‌‌‍‌ ‌‍‍‌‌‍ ‍​‍​‍​ ‍‍​‍​‍‌ ​ ‌‍​‌‌‍ ‍‌‍‍‌‌ ‌​‌ ‍‌​‍ ‍‌‍‍‌‌‍ ​‍​‍​‍ ​​‍​‍‌‍‍​‌ ​‍‌‍‌‌‌‍‌‍​‍​‍​ ‍‍​‍​‍‌‍‍​‌ ‌​‌ ‌​‌ ​​‌ ​ ​ ‍‍​‍ ​‍ ‌ ‌​‌ ‌‌‌‍​ ‌‍​‌‌ ​​‌‍‌‌‌‍ ​​‍ ‍‌ ​ ‌‍​‌‌‍ ‍‌‍‍‌‌ ‌​‌ ‍‌​‍ ‍‌ ​ ‌ ‌​‌ ‌‌‌‍‌​‌‍‍‌‌‍ ​‍ ‌‍‍‌‌‍ ‍‌ ‌​‌‍‌‌‌‍ ‍‌ ‌​​‍ ‌‍‌‌‌‍‌​‌‍‍‌‌ ‌​​‍ ‌‍ ‌‌‍ ‌‍‌​‌‍‌‌​ ‌‌ ​​‌ ​‍‌‍‌‌‌ ​ ‌‍‌‌‌‍ ‍‌ ‌​‌‍​‌‌ ‌​‌‍‍‌‌‍ ‌‍ ‍​ ‍ ‌‍‍‌‌‍‌​​ ‌‌ ​‍‌‍‌‌‌‍​ ‌‍‍‌‌ ​​‌‍‌‌​‍ ‌​ ‌ ​ ‍​​ ‌‌​ ​‍​ ‍ ‌ ‌​‌ ‍‌‌ ​​‌‍‌‌​ ‌‌ ​‍‌‍‌‌‌‍​ ‌‍‍‌‌ ​​‌‍‌‌​ ‍ ‌ ​​‌‍​‌‌ ‌​‌‍‍​​ ‌‌‍‍‌‌‍ ‍‌ ​ ‌ ‌​‌ ​‍‌ ‌‌‌‍​ ‌ ‌​‌‍‍‌‌‍ ‌‍ ‍‌ ​ ​‍‌‌​ ‌‌‌​​‍‌‌ ‌‍‍ ‌‍‌‌‌ ‍‌​‍‌‌​ ​ ‌​‌​​‍‌‌​ ​ ‌​‌​​‍‌‌​ ​‍​ ​‍​ ‍​​ ​​​ ​‌‌‍​ ​ ‌​‌‍‌​​ ‍‌​ ‍‌‌‍‌‌‌‍​‌​ ‍​​ ​‍​‍‌‌​ ​‍​ ​‍​‍‌‌​ ‌‌‌​‌​​‍ ‍‌‍​ ‌‍‍​‌‍‍‌‌‍ ​‌‍‌​‌ ​‍‌‍‌‌‌‍ ‍​‍‌‌​ ‌‌‌​​‍‌‌ ‌‍‍ ‌‍‌‌‌ ‍‌​‍‌‌​ ​ ‌​‌​​‍‌‌​ ​ ‌​‌​​‍‌‌​ ​‍​ ​‍​ ​‌​ ‍​​ ‌‍‌‍‌​‌‍​‍​ ‌ ‌‍​‍‌‍‌​​ ‍‌​ ‌ ​ ‍​‌‍​‌​‍‌‌​ ​‍​ ​‍​‍‌‌​ ‌‌‌​‌​​‍ ‍‌ ‌​‌‍‌‌‌ ‍​‌ ‌​​ ‌‍​‍‌‍​‌‌ ​ ‌‍‌‌‌‌‌‌‌ ​‍‌‍ ​​ ‌‌‍‍​‌ ‌​‌ ‌​‌ ​​‌ ​ ​‍‌‌​ ​ ‌​​‌​‍‌‌​ ​‍‌​‌‍​‍‌‌​ ​‍‌​‌‍‌ ‌​‌ ‌‌‌‍​ ‌‍​‌‌ ​​‌‍‌‌‌‍ ​​‍ ‍‌ ​ ‌‍​‌‌‍ ‍‌‍‍‌‌ ‌​‌ ‍‌​‍ ‍‌ ​ ‌ ‌​‌ ‌‌‌‍‌​‌‍‍‌‌‍ ​‍‌‍‌‍‍‌‌‍‌​​ ‌‌ ​‍‌‍‌‌‌‍​ ‌‍‍‌‌ ​​‌‍‌‌​‍ ‌​ ‌ ​ ‍​​ ‌‌​ ​‍​‍‌‍‌ ‌​‌ ‍‌‌ ​​‌‍‌‌​ ‌‌ ​‍‌‍‌‌‌‍​ ‌‍‍‌‌ ​​‌‍‌‌​‍‌‍‌ ​​‌‍​‌‌ ‌​‌‍‍​​ ‌‌‍‍‌‌‍ ‍‌ ​ ‌ ‌​‌ ​‍‌ ‌‌‌‍​ ‌ ‌​‌‍‍‌‌‍ ‌‍ ‍‌ ​ ​‍‌‌​ ‌‌‌​​‍‌‌ ‌‍‍ ‌‍‌‌‌ ‍‌​‍‌‌​ ​ ‌​‌​​‍‌‌​ ​ ‌​‌​​‍‌‌​ ​‍​ ​‍​ ‍​​ ​​​ ​‌‌‍​ ​ ‌​‌‍‌​​ ‍‌​ ‍‌‌‍‌‌‌‍​‌​ ‍​​ ​‍​‍‌‌​ ​‍​ ​‍​‍‌‌​ ‌‌‌​‌​​‍ ‍‌‍​ ‌‍‍​‌‍‍‌‌‍ ​‌‍‌​‌ ​‍‌‍‌‌‌‍ ‍​‍‌‌​ ‌‌‌​​‍‌‌ ‌‍‍ ‌‍‌‌‌ ‍‌​‍‌‌​ ​ ‌​‌​​‍‌‌​ ​ ‌​‌​​‍‌‌​ ​‍​ ​‍​ ​‌​ ‍​​ ‌‍‌‍‌​‌‍​‍​ ‌ ‌‍​‍‌‍‌​​ ‍‌​ ‌ ​ ‍​‌‍​‌​‍‌‌​ ​‍​ ​‍​‍‌‌​ ‌‌‌​‌​​‍ ‍‌ ‌​‌‍‌‌‌ ‍​‌ ‌​​‍‌‍‌ ​​‌‍‌‌‌ ​‍‌ ​ ‌ ​​‌‍‌‌‌‍​ ‌ ‌​‌‍‍‌‌ ‌‍‌‍‌‌​ ‌‌ ​​‌ ‌‌‌‍​‍‌‍ ​‌‍‍‌‌ ​ ‌‍‍​‌‍‌‌‌‍‌​​‍​‍‌ ‌
Para formar las croquetas, calienta una cantidad suficiente de aceite
de oliva en una sartén, y agrégale una cucharada grande de la
mezcla al sartén. Cocina a fuego medio por 3 minutos por lado y
listo!​​​​‌ ‍ ​‍​‍‌‍ ‌ ​‍‌‍‍‌‌‍‌ ‌‍‍‌‌‍ ‍​‍​‍​ ‍‍​‍​‍‌ ​ ‌‍​‌‌‍ ‍‌‍‍‌‌ ‌​‌ ‍‌​‍ ‍‌‍‍‌‌‍ ​‍​‍​‍ ​​‍​‍‌‍‍​‌ ​‍‌‍‌‌‌‍‌‍​‍​‍​ ‍‍​‍​‍‌‍‍​‌ ‌​‌ ‌​‌ ​​‌ ​ ​ ‍‍​‍ ​‍ ‌ ‌​‌ ‌‌‌‍​ ‌‍​‌‌ ​​‌‍‌‌‌‍ ​​‍ ‍‌ ​ ‌‍​‌‌‍ ‍‌‍‍‌‌ ‌​‌ ‍‌​‍ ‍‌ ​ ‌ ‌​‌ ‌‌‌‍‌​‌‍‍‌‌‍ ​‍ ‌‍‍‌‌‍ ‍‌ ‌​‌‍‌‌‌‍ ‍‌ ‌​​‍ ‌‍‌‌‌‍‌​‌‍‍‌‌ ‌​​‍ ‌‍ ‌‌‍ ‌‍‌​‌‍‌‌​ ‌‌ ​​‌ ​‍‌‍‌‌‌ ​ ‌‍‌‌‌‍ ‍‌ ‌​‌‍​‌‌ ‌​‌‍‍‌‌‍ ‌‍ ‍​ ‍ ‌‍‍‌‌‍‌​​ ‌‌ ​‍‌‍‌‌‌‍​ ‌‍‍‌‌ ​​‌‍‌‌​‍ ‌​ ‌ ​ ‍​​ ‌‌​ ​‍​ ‍ ‌ ‌​‌ ‍‌‌ ​​‌‍‌‌​ ‌‌ ​‍‌‍‌‌‌‍​ ‌‍‍‌‌ ​​‌‍‌‌​ ‍ ‌ ​​‌‍​‌‌ ‌​‌‍‍​​ ‌‌‍‍‌‌‍ ‍‌ ​ ‌ ‌​‌ ​‍‌ ‌‌‌‍​ ‌ ‌​‌‍‍‌‌‍ ‌‍ ‍‌ ​ ​‍‌‌​ ‌‌‌​​‍‌‌ ‌‍‍ ‌‍‌‌‌ ‍‌​‍‌‌​ ​ ‌​‌​​‍‌‌​ ​ ‌​‌​​‍‌‌​ ​‍​ ​‍​ ‍​‌‍​ ‌‍‌​‌‍​ ​ ​​​ ‌‌​ ‌‍​ ​‍‌‍​‍​ ‌​​ ‌‌‌‍​‍​‍‌‌​ ​‍​ ​‍​‍‌‌​ ‌‌‌​‌​​‍ ‍‌‍​ ‌‍‍​‌‍‍‌‌‍ ​‌‍‌​‌ ​‍‌‍‌‌‌‍ ‍​‍‌‌​ ‌‌‌​​‍‌‌ ‌‍‍ ‌‍‌‌‌ ‍‌​‍‌‌​ ​ ‌​‌​​‍‌‌​ ​ ‌​‌​​‍‌‌​ ​‍​ ​‍​ ​‌​ ‍​​ ‌‍‌‍‌​‌‍​‍​ ‌ ‌‍​‍‌‍‌​​ ‍‌​ ‌ ​ ‍​‌‍​‌​‍‌‌​ ​‍​ ​‍​‍‌‌​ ‌‌‌​‌​​‍ ‍‌ ‌​‌‍‌‌‌ ‍​‌ ‌​​ ‌‍​‍‌‍​‌‌ ​ ‌‍‌‌‌‌‌‌‌ ​‍‌‍ ​​ ‌‌‍‍​‌ ‌​‌ ‌​‌ ​​‌ ​ ​‍‌‌​ ​ ‌​​‌​‍‌‌​ ​‍‌​‌‍​‍‌‌​ ​‍‌​‌‍‌ ‌​‌ ‌‌‌‍​ ‌‍​‌‌ ​​‌‍‌‌‌‍ ​​‍ ‍‌ ​ ‌‍​‌‌‍ ‍‌‍‍‌‌ ‌​‌ ‍‌​‍ ‍‌ ​ ‌ ‌​‌ ‌‌‌‍‌​‌‍‍‌‌‍ ​‍‌‍‌‍‍‌‌‍‌​​ ‌‌ ​‍‌‍‌‌‌‍​ ‌‍‍‌‌ ​​‌‍‌‌​‍ ‌​ ‌ ​ ‍​​ ‌‌​ ​‍​‍‌‍‌ ‌​‌ ‍‌‌ ​​‌‍‌‌​ ‌‌ ​‍‌‍‌‌‌‍​ ‌‍‍‌‌ ​​‌‍‌‌​‍‌‍‌ ​​‌‍​‌‌ ‌​‌‍‍​​ ‌‌‍‍‌‌‍ ‍‌ ​ ‌ ‌​‌ ​‍‌ ‌‌‌‍​ ‌ ‌​‌‍‍‌‌‍ ‌‍ ‍‌ ​ ​‍‌‌​ ‌‌‌​​‍‌‌ ‌‍‍ ‌‍‌‌‌ ‍‌​‍‌‌​ ​ ‌​‌​​‍‌‌​ ​ ‌​‌​​‍‌‌​ ​‍​ ​‍​ ‍​‌‍​ ‌‍‌​‌‍​ ​ ​​​ ‌‌​ ‌‍​ ​‍‌‍​‍​ ‌​​ ‌‌‌‍​‍​‍‌‌​ ​‍​ ​‍​‍‌‌​ ‌‌‌​‌​​‍ ‍‌‍​ ‌‍‍​‌‍‍‌‌‍ ​‌‍‌​‌ ​‍‌‍‌‌‌‍ ‍​‍‌‌​ ‌‌‌​​‍‌‌ ‌‍‍ ‌‍‌‌‌ ‍‌​‍‌‌​ ​ ‌​‌​​‍‌‌​ ​ ‌​‌​​‍‌‌​ ​‍​ ​‍​ ​‌​ ‍​​ ‌‍‌‍‌​‌‍​‍​ ‌ ‌‍​‍‌‍‌​​ ‍‌​ ‌ ​ ‍​‌‍​‌​‍‌‌​ ​‍​ ​‍​‍‌‌​ ‌‌‌​‌​​‍ ‍‌ ‌​‌‍‌‌‌ ‍​‌ ‌​​‍‌‍‌ ​​‌‍‌‌‌ ​‍‌ ​ ‌ ​​‌‍‌‌‌‍​ ‌ ‌​‌‍‍‌‌ ‌‍‌‍‌‌​ ‌‌ ​​‌ ‌‌‌‍​‍‌‍ ​‌‍‍‌‌ ​ ‌‍‍​‌‍‌‌‌‍‌​​‍​‍‌ ‌
Puedes acompañarlas con arroz Tucapel o lo que tú prefieras.​​​​‌ ‍ ​‍​‍‌‍ ‌ ​‍‌‍‍‌‌‍‌ ‌‍‍‌‌‍ ‍​‍​‍​ ‍‍​‍​‍‌ ​ ‌‍​‌‌‍ ‍‌‍‍‌‌ ‌​‌ ‍‌​‍ ‍‌‍‍‌‌‍ ​‍​‍​‍ ​​‍​‍‌‍‍​‌ ​‍‌‍‌‌‌‍‌‍​‍​‍​ ‍‍​‍​‍‌‍‍​‌ ‌​‌ ‌​‌ ​​‌ ​ ​ ‍‍​‍ ​‍ ‌ ‌​‌ ‌‌‌‍​ ‌‍​‌‌ ​​‌‍‌‌‌‍ ​​‍ ‍‌ ​ ‌‍​‌‌‍ ‍‌‍‍‌‌ ‌​‌ ‍‌​‍ ‍‌ ​ ‌ ‌​‌ ‌‌‌‍‌​‌‍‍‌‌‍ ​‍ ‌‍‍‌‌‍ ‍‌ ‌​‌‍‌‌‌‍ ‍‌ ‌​​‍ ‌‍‌‌‌‍‌​‌‍‍‌‌ ‌​​‍ ‌‍ ‌‌‍ ‌‍‌​‌‍‌‌​ ‌‌ ​​‌ ​‍‌‍‌‌‌ ​ ‌‍‌‌‌‍ ‍‌ ‌​‌‍​‌‌ ‌​‌‍‍‌‌‍ ‌‍ ‍​ ‍ ‌‍‍‌‌‍‌​​ ‌‌ ​‍‌‍‌‌‌‍​ ‌‍‍‌‌ ​​‌‍‌‌​‍ ‌​ ‌ ​ ‍​​ ‌‌​ ​‍​ ‍ ‌ ‌​‌ ‍‌‌ ​​‌‍‌‌​ ‌‌ ​‍‌‍‌‌‌‍​ ‌‍‍‌‌ ​​‌‍‌‌​ ‍ ‌ ​​‌‍​‌‌ ‌​‌‍‍​​ ‌‌‍‍‌‌‍ ‍‌ ​ ‌ ‌​‌ ​‍‌ ‌‌‌‍​ ‌ ‌​‌‍‍‌‌‍ ‌‍ ‍‌ ​ ​‍‌‌​ ‌‌‌​​‍‌‌ ‌‍‍ ‌‍‌‌‌ ‍‌​‍‌‌​ ​ ‌​‌​​‍‌‌​ ​ ‌​‌​​‍‌‌​ ​‍​ ​‍‌‍‌​‌‍‌​​ ‍‌​ ​ ​ ‌ ​ ‌‌‌‍‌‍‌‍​ ‌‍​ ​ ‌​​ ​​​ ​‌​‍‌‌​ ​‍​ ​‍​‍‌‌​ ‌‌‌​‌​​‍ ‍‌‍​ ‌‍‍​‌‍‍‌‌‍ ​‌‍‌​‌ ​‍‌‍‌‌‌‍ ‍​‍‌‌​ ‌‌‌​​‍‌‌ ‌‍‍ ‌‍‌‌‌ ‍‌​‍‌‌​ ​ ‌​‌​​‍‌‌​ ​ ‌​‌​​‍‌‌​ ​‍​ ​‍​ ​‌​ ‍​​ ‌‍‌‍‌​‌‍​‍​ ‌ ‌‍​‍‌‍‌​​ ‍‌​ ‌ ​ ‍​‌‍​‌​‍‌‌​ ​‍​ ​‍​‍‌‌​ ‌‌‌​‌​​‍ ‍‌ ‌​‌‍‌‌‌ ‍​‌ ‌​​ ‌‍​‍‌‍​‌‌ ​ ‌‍‌‌‌‌‌‌‌ ​‍‌‍ ​​ ‌‌‍‍​‌ ‌​‌ ‌​‌ ​​‌ ​ ​‍‌‌​ ​ ‌​​‌​‍‌‌​ ​‍‌​‌‍​‍‌‌​ ​‍‌​‌‍‌ ‌​‌ ‌‌‌‍​ ‌‍​‌‌ ​​‌‍‌‌‌‍ ​​‍ ‍‌ ​ ‌‍​‌‌‍ ‍‌‍‍‌‌ ‌​‌ ‍‌​‍ ‍‌ ​ ‌ ‌​‌ ‌‌‌‍‌​‌‍‍‌‌‍ ​‍‌‍‌‍‍‌‌‍‌​​ ‌‌ ​‍‌‍‌‌‌‍​ ‌‍‍‌‌ ​​‌‍‌‌​‍ ‌​ ‌ ​ ‍​​ ‌‌​ ​‍​‍‌‍‌ ‌​‌ ‍‌‌ ​​‌‍‌‌​ ‌‌ ​‍‌‍‌‌‌‍​ ‌‍‍‌‌ ​​‌‍‌‌​‍‌‍‌ ​​‌‍​‌‌ ‌​‌‍‍​​ ‌‌‍‍‌‌‍ ‍‌ ​ ‌ ‌​‌ ​‍‌ ‌‌‌‍​ ‌ ‌​‌‍‍‌‌‍ ‌‍ ‍‌ ​ ​‍‌‌​ ‌‌‌​​‍‌‌ ‌‍‍ ‌‍‌‌‌ ‍‌​‍‌‌​ ​ ‌​‌​​‍‌‌​ ​ ‌​‌​​‍‌‌​ ​‍​ ​‍‌‍‌​‌‍‌​​ ‍‌​ ​ ​ ‌ ​ ‌‌‌‍‌‍‌‍​ ‌‍​ ​ ‌​​ ​​​ ​‌​‍‌‌​ ​‍​ ​‍​‍‌‌​ ‌‌‌​‌​​‍ ‍‌‍​ ‌‍‍​‌‍‍‌‌‍ ​‌‍‌​‌ ​‍‌‍‌‌‌‍ ‍​‍‌‌​ ‌‌‌​​‍‌‌ ‌‍‍ ‌‍‌‌‌ ‍‌​‍‌‌​ ​ ‌​‌​​‍‌‌​ ​ ‌​‌​​‍‌‌​ ​‍​ ​‍​ ​‌​ ‍​​ ‌‍‌‍‌​‌‍​‍​ ‌ ‌‍​‍‌‍‌​​ ‍‌​ ‌ ​ ‍​‌‍​‌​‍‌‌​ ​‍​ ​‍​‍‌‌​ ‌‌‌​‌​​‍ ‍‌ ‌​‌‍‌‌‌ ‍​‌ ‌​​‍‌‍‌ ​​‌‍‌‌‌ ​‍‌ ​ ‌ ​​‌‍‌‌‌‍​ ‌ ‌​‌‍‍‌‌ ‌‍‌‍‌‌​ ‌‌ ​​‌ ‌‌‌‍​‍‌‍ ​‌‍‍‌‌ ​ ‌‍‍​‌‍‌‌‌‍‌​​‍​‍‌ ‌
Productos
Recetas